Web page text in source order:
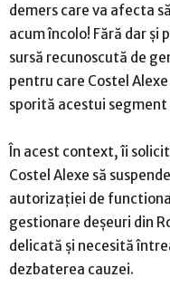
demers care va afecta
acum încolo! Fără dar și
sursă recunoscută de
pentru care Costel
sporită acestui
În acest context, îi
Costel Alexe să
autorizației de
gestionare deșeuri din
delicată și necesită
dezbaterea cauzei.